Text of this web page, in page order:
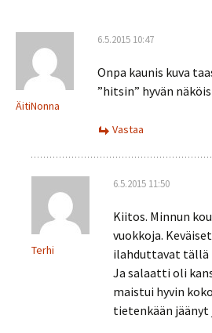
ÄitiNonna
6.5.2015 10:47
Onpa kaunis kuva
”hitsin” hyvän
Vastaa
Terhi
6.5.2015 11:50
Kiitos. Minnun
vuokkoja.
ilahduttavat tällä
Ja salaatti oli
maistui hyvin
tietenkään jäänyt